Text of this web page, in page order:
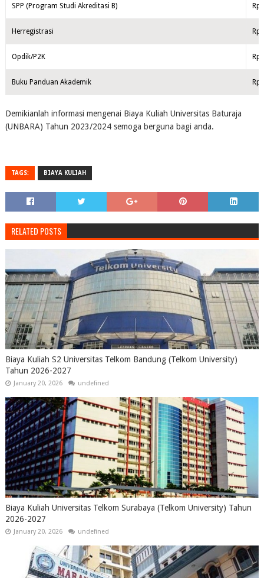
SPP (Program Studi Akreditasi B)
Herregistrasi
Opdik/P2K
Buku Panduan Akademik
Demikianlah informasi mengenai Biaya Kuliah Universitas Baturaja
(UNBARA) Tahun 2023/2024 semoga berguna bagi anda.
TAGS: BIAYA KULIAH
RELATED POSTS
Biaya Kuliah S2 Universitas Telkom Bandung (Telkom University)
Tahun 2026-2027
January 20, 2026 undefined
Biaya Kuliah Universitas Telkom Surabaya (Telkom University) Tahun
2026-2027
January 20, 2026 undefined